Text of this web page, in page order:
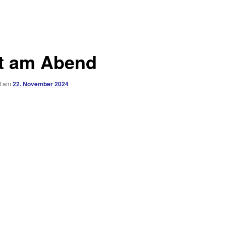
am Abend
am 22. November 2024